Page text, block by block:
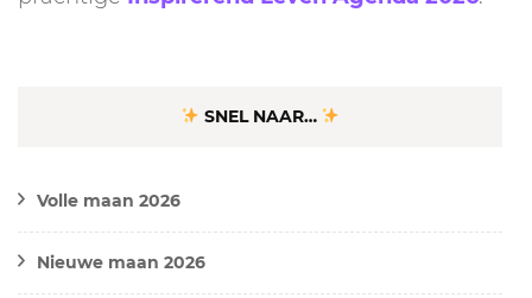
SNEL NAAR…
Volle maan 2026
Nieuwe maan 2026